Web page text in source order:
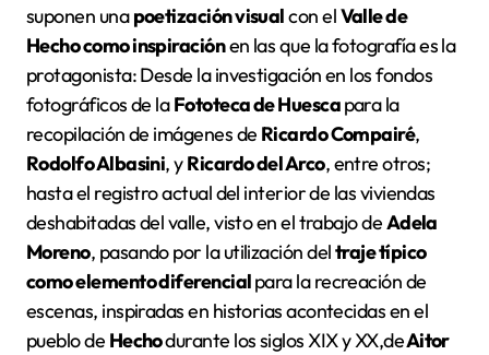
suponen unapoetización visualcon elValle de
Hecho como inspiraciónen las que la fotografía es la
protagonista: Desde la investigación en los fondos
fotográficos de laFototeca de Huescapara la
recopilación de imágenes de Ricardo Compairé,
Rodolfo Albasini, yRicardo del Arco, entre otros;
hasta el registro actual del interior de las viviendas
deshabitadas del valle, visto en el trabajo deAdela
Moreno, pasando por la utilización deltraje típico
como elemento diferencialpara la recreación de
escenas, inspiradas en historias acontecidas en el
pueblo de Hechodurante los siglos XIX y XX,deAitor